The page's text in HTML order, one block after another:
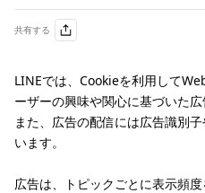
共有する
LINEでは、Cookieを利用して
ーザーの興味や関心に基づいた広
また、広告の配信には広告識別
います。
広告は、トピックごとに表示頻